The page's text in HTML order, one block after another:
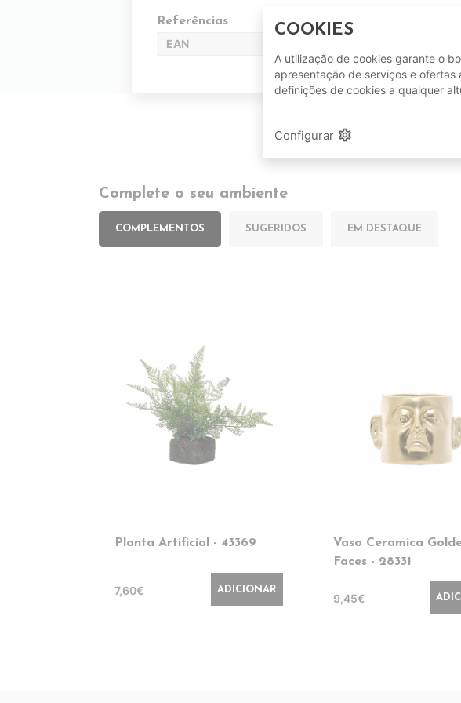
Referências
EAN
Complete o seu ambiente
COMPLEMENTOS SUGERIDOS EM DESTAQUE
Planta Artificial - 43369
7,60€ ADICIONAR
Vaso Ceramica
Faces - 28331
9,45€
COOKIES
A utilização de cookies garante o
apresentação de serviços e ofertas
definições de cookies a qualquer
Configurar settings